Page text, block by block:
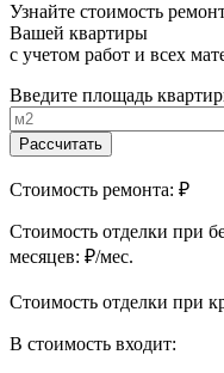
Узнайте стоимость
Вашей квартиры
с учетом работ и всех
Введите площадь
Рассчитать
Стоимость ремонта: ₽
Cтоимость отделки при
месяцев: ₽/мес.
Cтоимость отделки при
В стоимость входит: